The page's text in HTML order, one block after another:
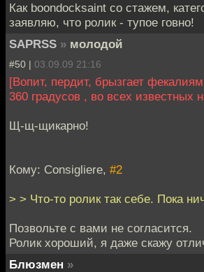
Как boondocksaint со стажем,
заявляю, что ролик - тупое говно!
SAPRSS » молодой
#50 | 03.09.09 21:16
[Вопит, пердит, брызгает
360 градусов , во всех известных
Щ-щ-щикарно!
Кому: Consigliere, #2
> > Что-то ролик так себе. Пока
Позвольте с вами не согласится.
Ролик хороший, я даже скажу
Блюзмен »